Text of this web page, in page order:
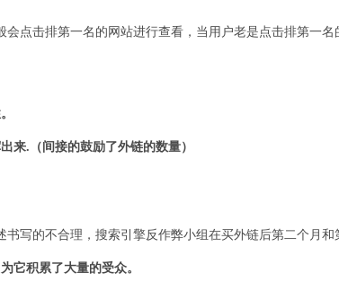
会点击排第一名的网站进行查看，当用户老是点击排第
来.（间接的鼓励了外链的数量）
写的不合理，搜索引擎反作弊小组在买外链后第二个月和
它积累了大量的受众。